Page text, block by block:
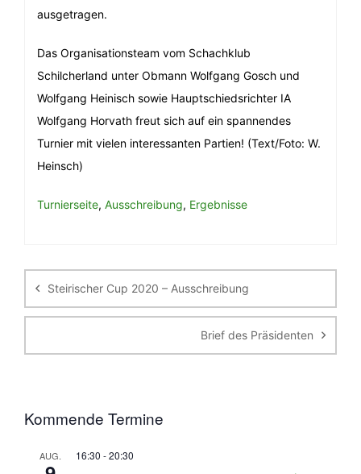
ausgetragen.
Das Organisationsteam vom Schachklub
Schilcherland unter Obmann Wolfgang Gosch und
Wolfgang Heinisch sowie Hauptschiedsrichter IA
Wolfgang Horvath freut sich auf ein spannendes
Turnier mit vielen interessanten Partien! (Text/Foto: W.
Heinsch)
Turnierseite, Ausschreibung, Ergebnisse
Steirischer Cup 2020 – Ausschreibung
Brief des Präsidenten
Kommende Termine
AUG. 16:30 -20:30